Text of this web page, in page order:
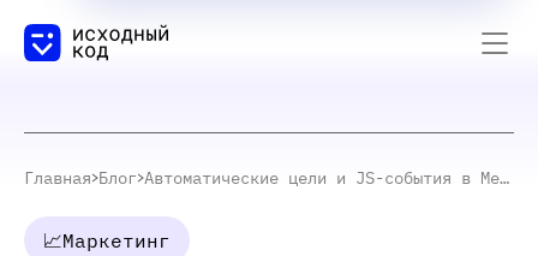
Главная Блог Автоматические цели и JS-события в Метрике: настройка без ошибок
📈Маркетинг